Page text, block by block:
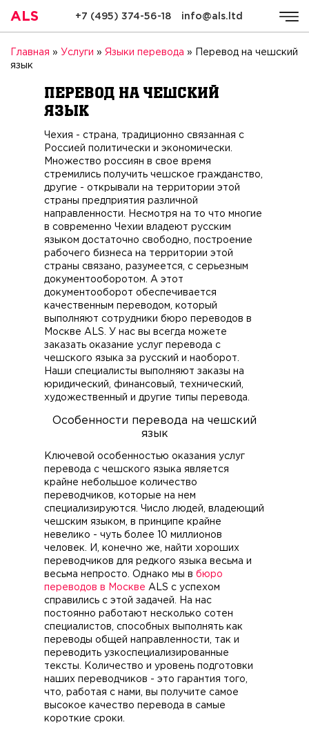
ALS
ALS Компания Услуги Стоимость
+7 (495) 374-56-18 info@als.ltd
Главная » Услуги » Языки перевода »
Перевод на чешский
язык
Перевод на чешский
язык
Чехия - страна, традиционно связанная с
Россией политически и экономически.
Множество россиян в свое время
стремились получить чешское гражданство,
другие - открывали на территории этой
страны предприятия различной
направленности. Несмотря на то что многие
в современно Чехии владеют русским
языком достаточно свободно, построение
рабочего бизнеса на территории этой
страны связано, разумеется, с серьезным
документооборотом. А этот
документооборот обеспечивается
качественным переводом, который
выполняют сотрудники бюро переводов в
Москве ALS. У нас вы всегда можете
заказать оказание услуг перевода с
чешского языка за русский и наоборот.
Наши специалисты выполняют заказы на
юридический, финансовый, технический,
художественный и другие типы перевода.
Особенности перевода на чешский
язык
Ключевой особенностью оказания услуг
перевода с чешского языка является
крайне небольшое количество
переводчиков, которые на нем
специализируются. Число людей, владеющий
чешским языком, в принципе крайне
невелико - чуть более 10 миллионов
человек. И, конечно же, найти хороших
переводчиков для редкого языка весьма и
весьма непросто. Однако мы в бюро
переводов в Москве ALS с успехом
справились с этой задачей. На нас
постоянно работают несколько сотен
специалистов, способных выполнять как
переводы общей направленности, так и
переводить узкоспециализированные
тексты. Количество и уровень подготовки
наших переводчиков - это гарантия того,
что, работая с нами, вы получите самое
высокое качество перевода в самые
короткие сроки.